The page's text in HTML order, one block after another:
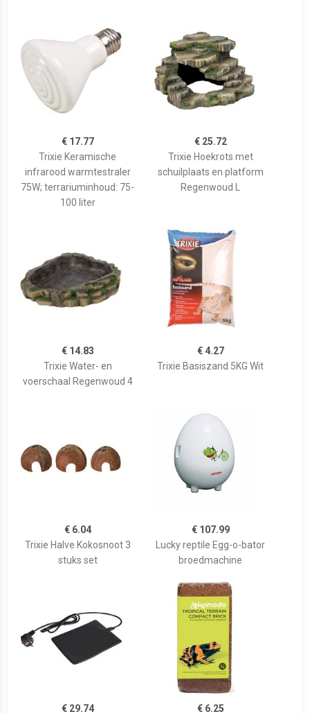
€ 17.77
Trixie Keramische
infrarood warmtestraler
75W; terrariuminhoud: 75-
100 liter
€ 25.72
Trixie Hoekrots met
schuilplaats en platform
Regenwoud L
€ 14.83
Trixie Water- en
voerschaal Regenwoud 4
€ 4.27
Trixie Basiszand 5KG Wit
€ 6.04
Trixie Halve Kokosnoot 3
stuks set
€ 107.99
Lucky reptile Egg-o-bator
broedmachine
€ 29.74 € 6.25